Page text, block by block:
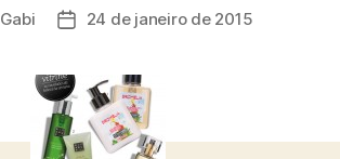
Gabi
Data24 de janeiro de 2015